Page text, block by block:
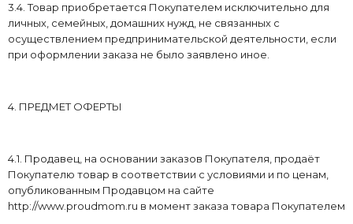
3.4. Товар приобретается Покупателем исключительно для
личных, семейных, домашних нужд, не связанных с
осуществлением предпринимательской деятельности, если
при оформлении заказа не было заявлено иное.
4. ПРЕДМЕТ ОФЕРТЫ
4.1. Продавец, на основании заказов Покупателя, продаёт
Покупателю товар в соответствии с условиями и по ценам,
опубликованным Продавцом на сайте
http://www.proudmom.ru в момент заказа товара Покупателем